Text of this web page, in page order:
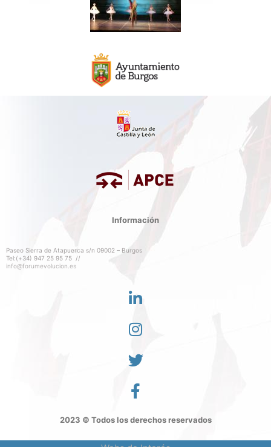
Información
Paseo Sierra de Atapuerca s/n 09002 – Burgos
Tel:(+34) 947 25 95 75 //
info@forumevolucion.es
2023 © Todos los derechos reservados